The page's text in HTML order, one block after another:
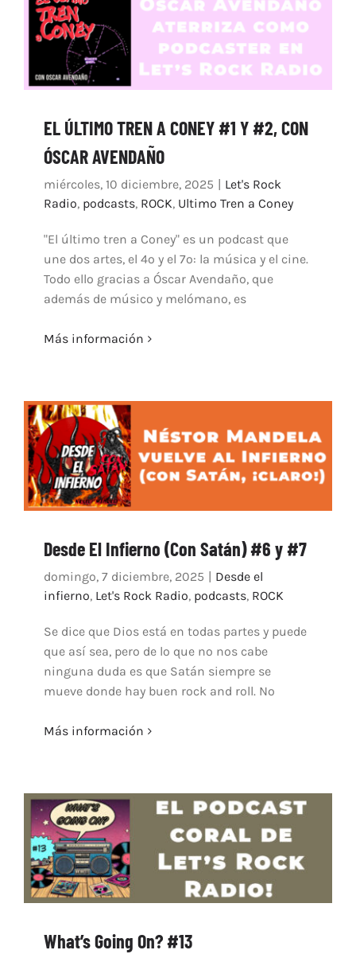
EL ÚLTIMO TREN A CONEY #1 Y #2, CON
ÓSCAR AVENDAÑO
miércoles, 10 diciembre, 2025
Let's Rock
Radio, podcasts, ROCK, Ultimo Tren a Coney
"El último tren a Coney" es un podcast que
une dos artes, el 4º y el 7º: la música y el cine.
Todo ello gracias a Óscar Avendaño, que
además de músico y melómano, es
Más información
Desde El Infierno (Con Satán) #6 y #7
domingo, 7 diciembre, 2025
Desde el
infierno, Let's Rock Radio, podcasts, ROCK
Se dice que Dios está en todas partes y puede
que así sea, pero de lo que no nos cabe
ninguna duda es que Satán siempre se
mueve donde hay buen rock and roll. No
Más información
What’s Going On? #13